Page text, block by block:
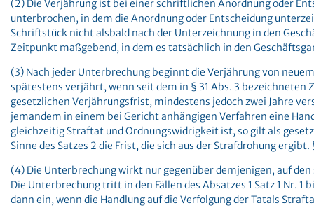
(2) Die Verjährung ist bei einer schriftlichen Anordnung oder
unterbrochen, in dem die Anordnung oder Entscheidung
Schriftstück nicht alsbald nach der Unterzeichnung in den
Zeitpunkt maßgebend, in dem es tatsächlich in den
(3) Nach jeder Unterbrechung beginnt die Verjährung von
spätestens verjährt, wenn seit dem in § 31 Abs. 3 bezeichneten
gesetzlichen Verjährungsfrist, mindestens jedoch zwei Jahre
jemandem in einem bei Gericht anhängigen Verfahren eine
gleichzeitig Straftat und Ordnungswidrigkeit ist, so gilt als
Sinne des Satzes 2 die Frist, die sich aus der Strafdrohung
(4) Die Unterbrechung wirkt nur gegenüber demjenigen, auf
Die Unterbrechung tritt in den Fällen des Absatzes 1 Satz 1 Nr. 1
dann ein, wenn die Handlung auf die Verfolgung der Tatals